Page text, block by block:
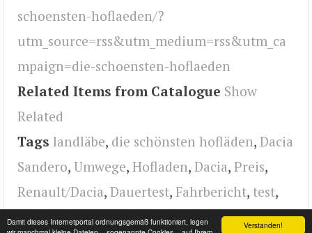
Verstanden!
Damit dieses Internetportal ordnungsgemäß funktioniert, legen
schoensten-hoflaeden/?
utm_source=rss&utm_medium=rss&utm_ca
mpaign=die-schoensten-hoflaeden
Related Items from Catalogue Show
Related
Tags landläbe, die schönsten hofläden, Dacia
Sandero, Umwege, Hofladen, Dacia, Preis,
Renault/Dacia, Dauertest, Fahrbericht, test,
design,radical